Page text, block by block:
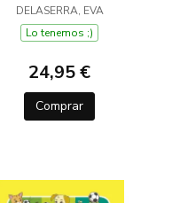
DELASERRA, EVA
Lo tenemos ;)
24,95 €
Comprar